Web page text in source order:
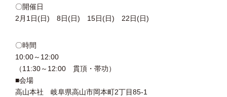
〇開催日
2月1日(日) 8日(日) 15日(日) 22日(日)
〇時間
10:00～12:00
（11:30～12:00 貫頂・帯功）
■会場
高山本社 岐阜県高山市岡本町2丁目85-1